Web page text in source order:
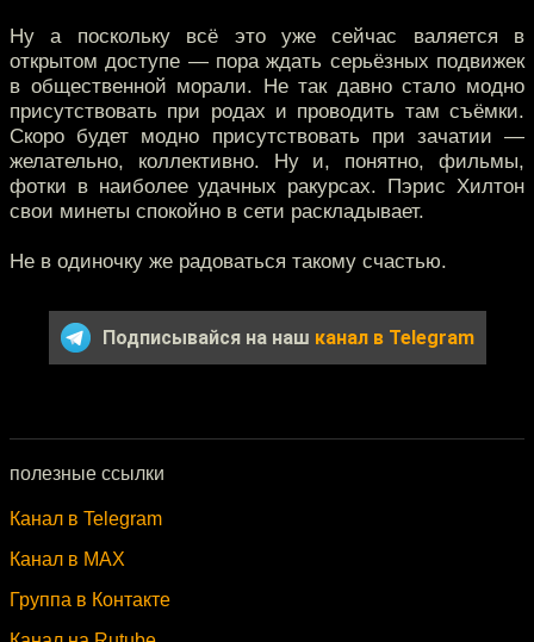
Ну а поскольку всё это уже сейчас валяется в
открытом доступе — пора ждать серьёзных подвижек
в общественной морали. Не так давно стало модно
присутствовать при родах и проводить там съёмки.
Скоро будет модно присутствовать при зачатии —
желательно, коллективно. Ну и, понятно, фильмы,
фотки в наиболее удачных ракурсах. Пэрис Хилтон
свои минеты спокойно в сети раскладывает.
Не в одиночку же радоваться такому счастью.
Подписывайся на наш канал в Telegram
полезные ссылки
Канал в Telegram
Канал в MAX
Группа в Контакте